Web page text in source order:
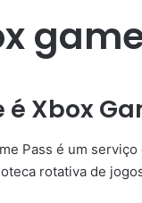
é Xbox
Pass é um
rotativa de